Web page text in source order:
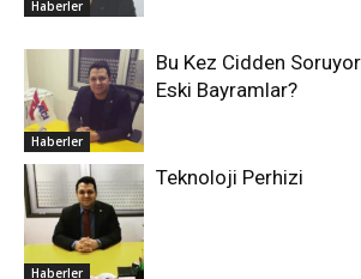
Haberler
Haberler
Bu Kez Cidden
Eski Bayramlar?
Haberler
Teknoloji Perhizi